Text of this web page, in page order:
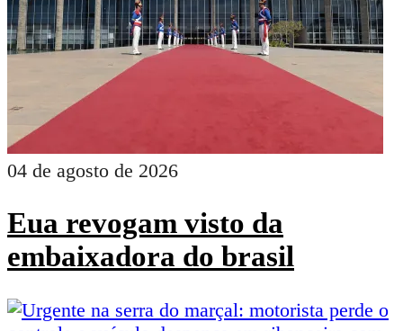
04 de agosto de 2026
Eua revogam visto da
embaixadora do brasil